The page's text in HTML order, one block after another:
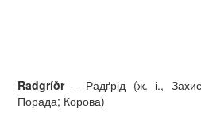
Radgríðr– Радґрід (ж. і.,
Порада; Корова)